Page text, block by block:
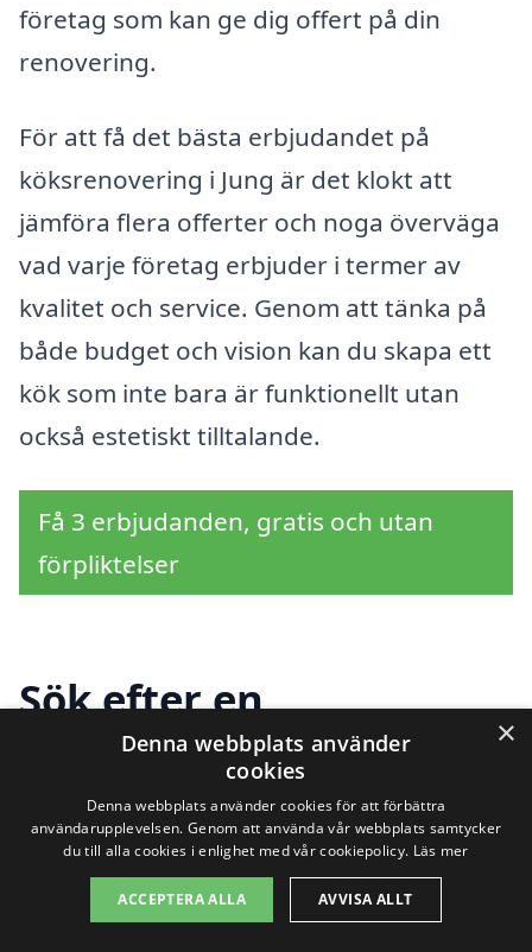
företag som kan ge dig offert på din
renovering.
För att få det bästa erbjudandet på
köksrenovering i Jung är det klokt att
jämföra flera offerter och noga överväga
vad varje företag erbjuder i termer av
kvalitet och service. Genom att tänka på
både budget och vision kan du skapa ett
kök som inte bara är funktionellt utan
också estetiskt tilltalande.
Få 3 erbjudanden, gratis och utan
förpliktelser
Sök efter en
professionell för
köksrenovering i andra
städer nära Jung
×
Denna webbplats använder
cookies
Denna webbplats använder cookies för att förbättra
användarupplevelsen. Genom att använda vår webbplats samtycker
du till alla cookies i enlighet med vår cookiepolicy. Läs mer
ACCEPTERA ALLA AVVISA ALLT